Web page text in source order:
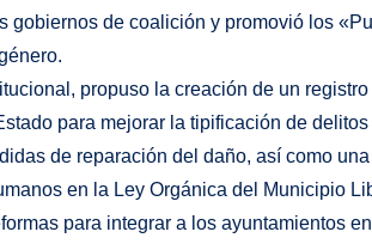
gobiernos de coalición y promovió los
propuso la creación de un
para mejorar la tipificación de
de reparación del daño, así como
en la Ley Orgánica del Municipio
para integrar a los ayuntamientos